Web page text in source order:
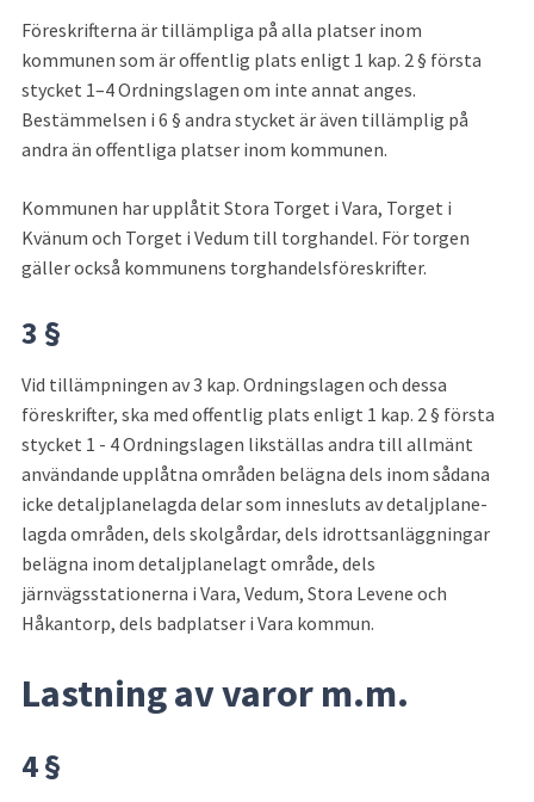
Föreskrifterna är tillämpliga på alla platser inom
kommunen som är offentlig plats enligt 1 kap. 2 § första
stycket 1–4 Ordningslagen om inte annat anges.
Bestämmelsen i 6 § andra stycket är även tillämplig på
andra än offentliga platser inom kommunen.
Kommunen har upplåtit Stora Torget i Vara, Torget i
Kvänum och Torget i Vedum till torghandel. För torgen
gäller också kommunens torghandelsföreskrifter.
3 §
Vid tillämpningen av 3 kap. Ordningslagen och dessa
föreskrifter, ska med offentlig plats enligt 1 kap. 2 § första
stycket 1 - 4 Ordningslagen likställas andra till allmänt
användande upplåtna områden belägna dels inom sådana
icke detaljplanelagda delar som innesluts av detaljplane­
lagda områden, dels skolgårdar, dels idrottsanläggningar
belägna inom detaljplanelagt område, dels
järnvägsstationerna i Vara, Vedum, Stora Levene och
Håkantorp, dels badplatser i Vara kommun.
Lastning av varor m.m.
4 §